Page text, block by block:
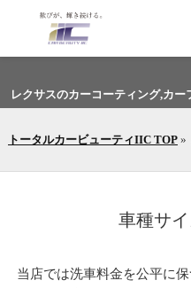
レクサスのカーコーティング,カ
トータルカービューティIIC TOP»
車種サ
当店では洗車料金を公平に